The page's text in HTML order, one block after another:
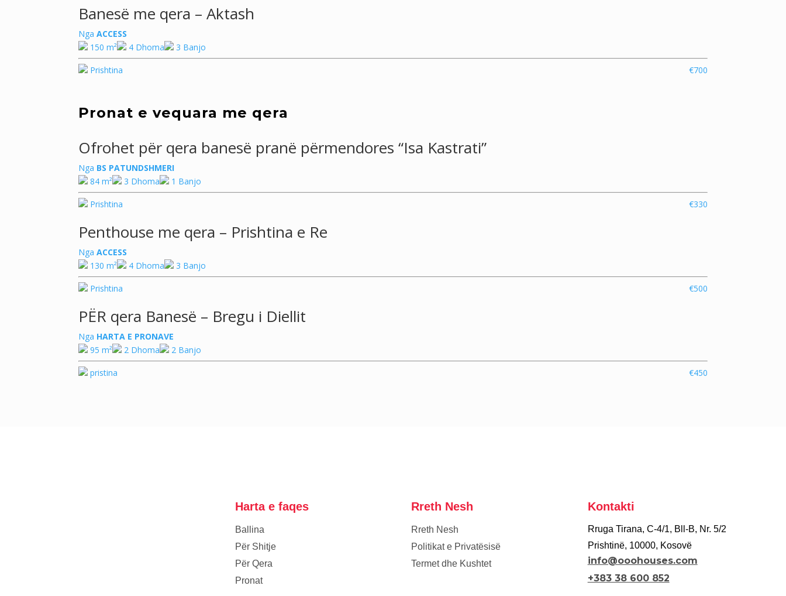
Banesë me qera – Aktash
NgaACCESS
150 m²
4 Dhoma 3 Banjo
Prishtina €700
Pronat e vequara me qera
Ofrohet për qera banesë pranë përmendores “Isa Kastrati”
Nga BS PATUNDSHMERI
84 m²
3 Dhoma 1 Banjo
Prishtina €330
Penthouse me qera – Prishtina e Re
NgaACCESS
130 m²
4 Dhoma 3 Banjo
Prishtina €500
PËR qera Banesë – Bregu i Diellit
Nga HARTA E PRONAVE
95 m²
2 Dhoma 2 Banjo
pristina €450
Harta e faqes
Ballina
Për Shitje
Për Qera
Pronat
Rreth Nesh
Rreth Nesh
Politikat e Privatësisë
Termet dhe Kushtet
Kontakti
Rruga Tirana, C-4/1, Bll-B, Nr. 5/2
Prishtinë, 10000, Kosovë
info@ooohouses.com
+383 38 600 852